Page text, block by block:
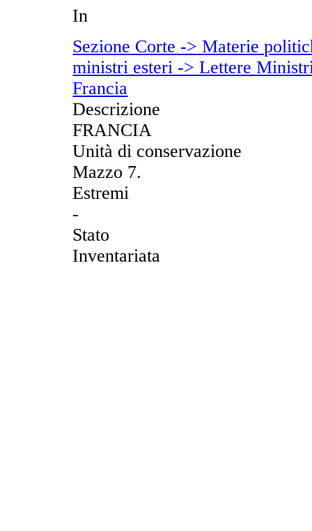
In
Sezione Corte -> Materie
ministri esteri -> Lettere
Francia
Descrizione
FRANCIA
Unità di conservazione
Mazzo 7.
Estremi
-
Stato
Inventariata